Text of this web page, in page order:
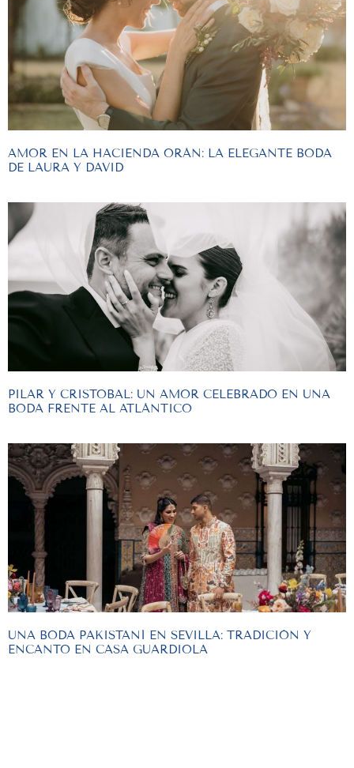
AMOR EN LA HACIENDA ORÁN: LA ELEGANTE BODA
DE LAURA Y DAVID
PILAR Y CRISTOBAL: UN AMOR CELEBRADO EN UNA
BODA FRENTE AL ATLÁNTICO
UNA BODA PAKISTANÍ EN SEVILLA: TRADICIÓN Y
ENCANTO EN CASA GUARDIOLA